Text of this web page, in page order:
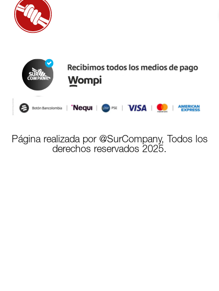
Página realizada por @SurCompany, Todos los
derechos reservados 2025.